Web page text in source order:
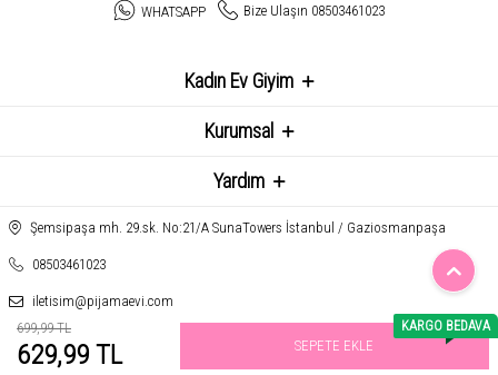
699,99 TL
629,99 TL SEPETE EKLE
KARGO BEDAVA
WHATSAPP Bize Ulaşın 08503461023
Kadın Ev Giyim
Kurumsal
Yardım
Şemsipaşa mh. 29.sk. No:21/A SunaTowers İstanbul / Gaziosmanpaşa
08503461023
iletisim@pijamaevi.com